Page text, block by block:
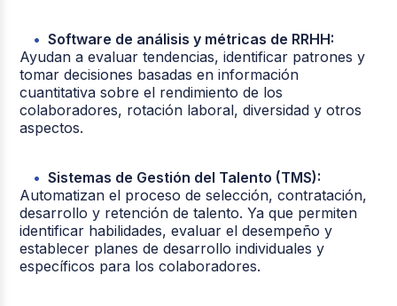
Software de análisis y métricas de RRHH:
Ayudan a evaluar tendencias, identificar patrones y
tomar decisiones basadas en información
cuantitativa sobre el rendimiento de los
colaboradores, rotación laboral, diversidad y otros
aspectos.
Sistemas de Gestión del Talento (TMS):
Automatizan el proceso de selección, contratación,
desarrollo y retención de talento. Ya que permiten
identificar habilidades, evaluar el desempeño y
establecer planes de desarrollo individuales y
específicos para los colaboradores.